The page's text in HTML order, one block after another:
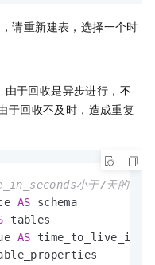
请重新建表，选择一个时
于回收是异步进行，不
于回收不及时，造成重复
小于7天的表
AS schema
tables
AS